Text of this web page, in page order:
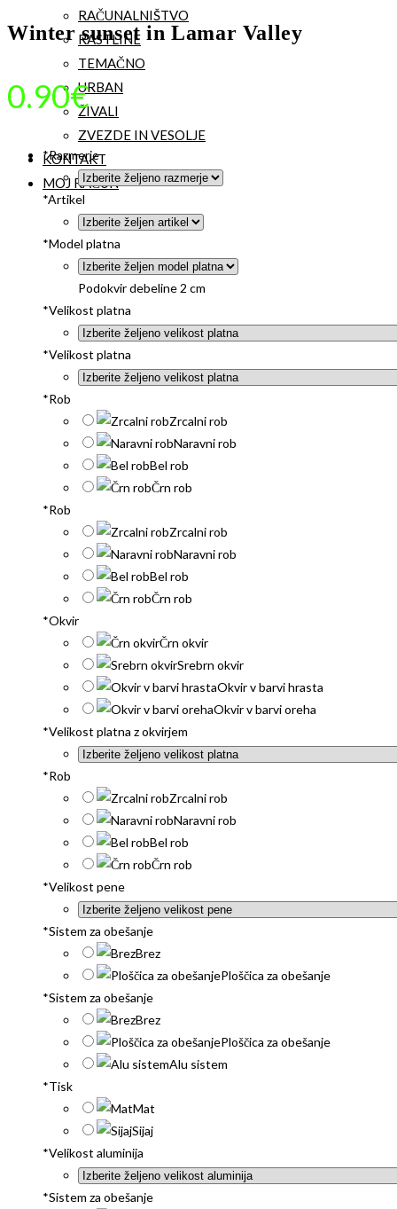
RAČUNALNIŠTVO
RASTLINE
TEMAČNO
URBAN
ŽIVALI
ZVEZDE IN VESOLJE
KONTAKT
MOJ RAČUN
Winter sunset in Lamar Valley
0.90€
*Razmerje
*Artikel
*Model platna
Podokvir debeline 2 cm
*Velikost platna
*Velikost platna
*Rob
Zrcalni rob
Naravni rob
Bel rob
Črn rob
*Rob
Zrcalni rob
Naravni rob
Bel rob
Črn rob
*Okvir
Črn okvir
Srebrn okvir
Okvir v barvi hrasta
Okvir v barvi oreha
*Velikost platna z okvirjem
*Rob
Zrcalni rob
Naravni rob
Bel rob
Črn rob
*Velikost pene
*Sistem za obešanje
Brez
Ploščica za obešanje
*Sistem za obešanje
Brez
Ploščica za obešanje
Alu sistem
*Tisk
Mat
Sijaj
*Velikost aluminija
*Sistem za obešanje